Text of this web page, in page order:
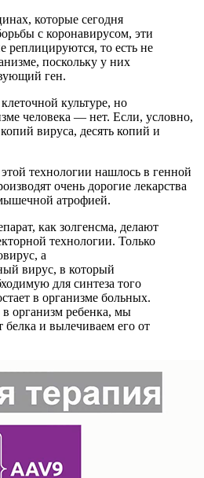
которые сегодня
с коронавирусом, эти
реплицируются, то есть не
поскольку у них
ген.
культуре, но
человека — нет. Если, условно,
вируса, десять копий и
технологии нашлось в генной
очень дорогие лекарства
атрофией.
как золгенсма, делают
технологии. Только
а
вирус, в который
для синтеза того
в организме больных.
в организм ребенка, мы
и вылечиваем его от